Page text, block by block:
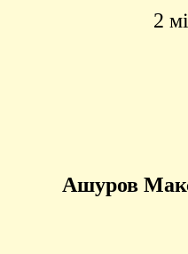
2
Ашуров